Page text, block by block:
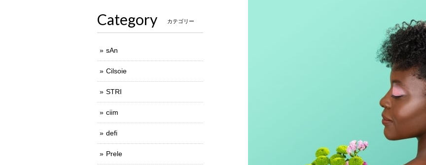
Category カテゴリー
sAn
Cilsoie
STRI
ciim
defi
Prele